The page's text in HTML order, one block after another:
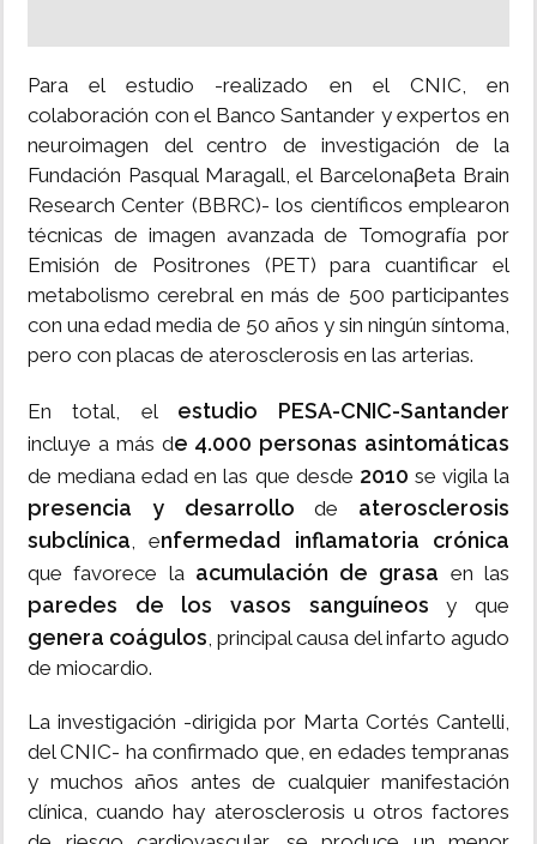
Para el estudio -realizado en el CNIC, en
colaboración con el Banco Santander y expertos en
neuroimagen del centro de investigación de la
Fundación Pasqual Maragall, el Barcelonaβeta Brain
Research Center (BBRC)- los científicos emplearon
técnicas de imagen avanzada de Tomografía por
Emisión de Positrones (PET) para cuantificar el
metabolismo cerebral en más de 500 participantes
con una edad media de 50 años y sin ningún síntoma,
pero con placas de aterosclerosis en las arterias.
En total, el estudio PESA-CNIC-Santander
incluye a más de 4.000 personas asintomáticas
de mediana edad en las que desde 2010 se vigila la
presencia y desarrollode aterosclerosis
subclínica, enfermedad inflamatoria crónica
que favorece laacumulación de grasa en las
paredes de los vasos sanguíneos y que
genera coágulos, principal causa del infarto agudo
de miocardio.
La investigación -dirigida por Marta Cortés Cantelli,
del CNIC- ha confirmado que, en edades tempranas
y muchos años antes de cualquier manifestación
clínica, cuando hay aterosclerosis u otros factores